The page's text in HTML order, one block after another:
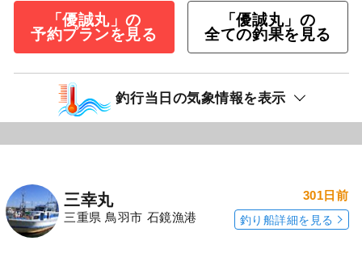
「優誠丸」の
予約プランを見る
「優誠丸」の
全ての釣果を見る
釣行当日の気象情報を表示
三幸丸
三重県 鳥羽市 石鏡漁港
301日前
釣り船詳細を見る